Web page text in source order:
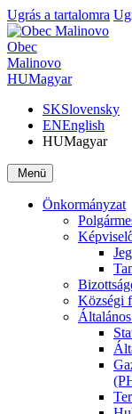
Ugrás a tartalomra
Obec
Malinovo
HUMagyar
SKSlovensky
ENEnglish
HUMagyar
Menü
Önkormányzat
Községi